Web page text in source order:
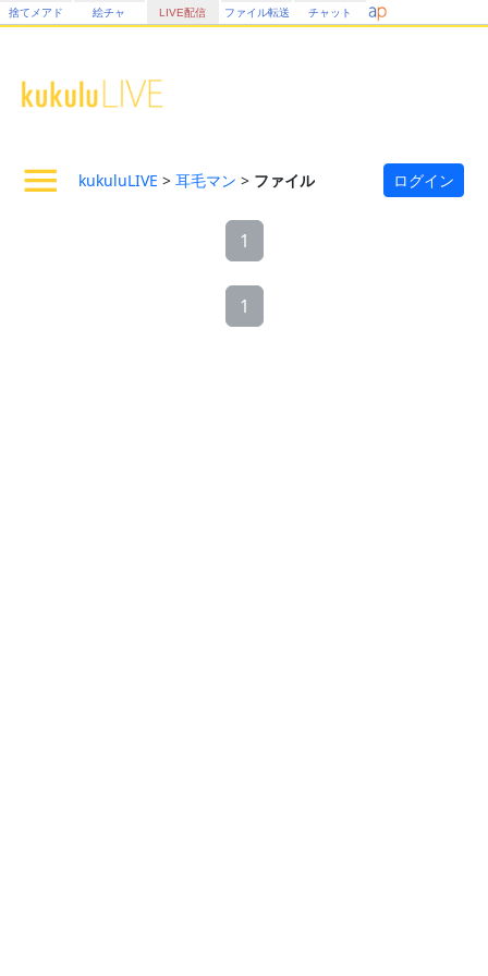
捨てメアド 絵チャ LIVE配信 ファイル転送 チャット
kukuluLIVE > 耳毛マン > ファイル ログイン
1
1